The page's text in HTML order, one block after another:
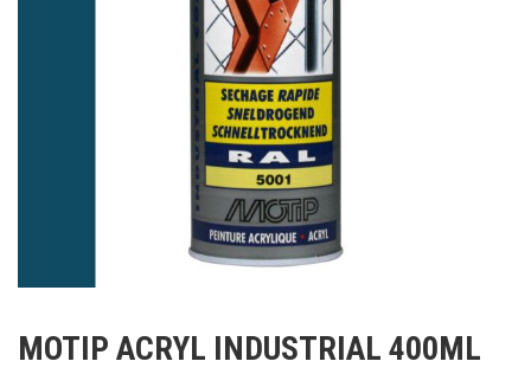
het
MOTIP ACRYL INDUSTRIAL 400ML